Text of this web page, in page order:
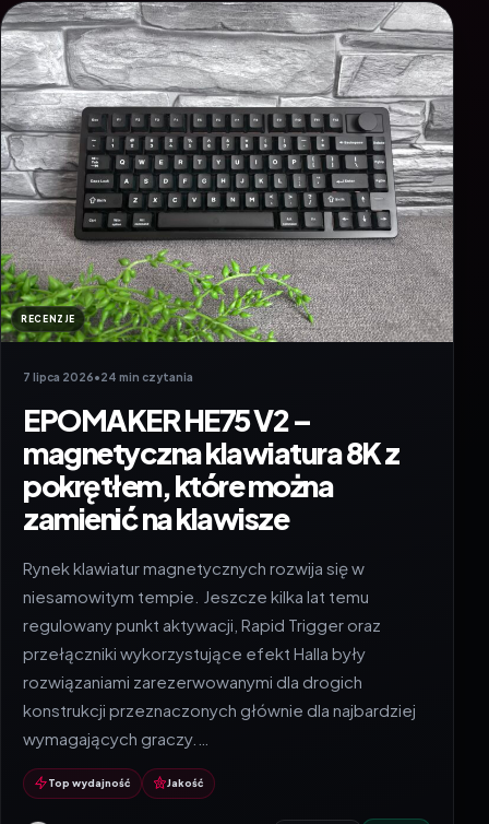
RECENZJE
7 lipca 2026•24 min czytania
EPOMAKER HE75 V2 –
magnetyczna klawiatura 8K z
pokrętłem, które można
zamienić na klawisze
Rynek klawiatur magnetycznych rozwija się w
niesamowitym tempie. Jeszcze kilka lat temu
regulowany punkt aktywacji, Rapid Trigger oraz
przełączniki wykorzystujące efekt Halla były
rozwiązaniami zarezerwowanymi dla drogich
konstrukcji przeznaczonych głównie dla najbardziej
wymagających graczy.…
Top wydajność Jakość